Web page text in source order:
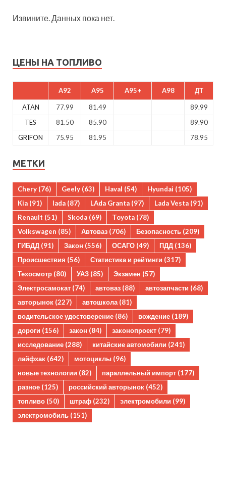
Извините. Данных пока нет.
ЦЕНЫ НА ТОПЛИВО
A92 A95 A95+ A98 ДТ
ATAN 77.99 81.49
89.99
TES
81.50 85.90
89.90
GRIFON
75.95 81.95 78.95
МЕТКИ
Chery (76) Geely (63) Haval (54) Hyundai (105)
Kia (91) lada (87) LAda Granta (97) Lada Vesta (91)
Renault (51) Skoda (69) Toyota (78)
Volkswagen (85) Автоваз (706) Безопасность (209)
ГИБДД (91) Закон (556) ОСАГО (49) ПДД (136)
Происшествия (56) Статистика и рейтинги (317)
Техосмотр (80) УАЗ (85) Экзамен (57)
Электросамокат (74) автоваз (88) автозапчасти (68)
авторынок (227) автошкола (81)
водительское удостоверение (86) вождение (189)
дороги (156) закон (84) законопроект (79)
исследование (288) китайские автомобили (241)
лайфхак (642) мотоциклы (96)
новые технологии (82) параллельный импорт (177)
разное (125) российский авторынок (452)
топливо (50) штраф (232) электромобили (99)
электромобиль (151)